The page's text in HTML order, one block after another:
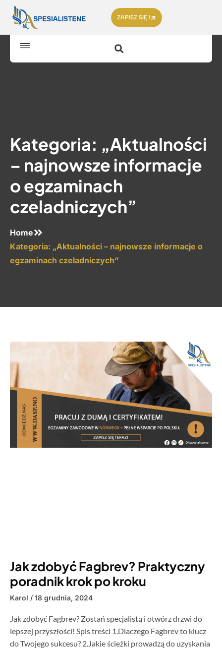
ZAPISZ SIĘ !
Kategoria: „Aktualności
– najnowsze informacje
o egzaminach
czeladniczych”
Home
Kategoria: „Aktualności – najnowsze informacje o
egzaminach czeladniczych”
Jak zdobyć Fagbrev? Praktyczny
poradnik krok po kroku
Karol 18 grudnia, 2024
Jak zdobyć Fagbrev? Zostań specjalistą i otwórz drzwi do
lepszej przyszłości! Spis treści 1.Dlaczego Fagbrev to klucz
do Twojego sukcesu? 2.Jakie ścieżki prowadzą do uzyskania